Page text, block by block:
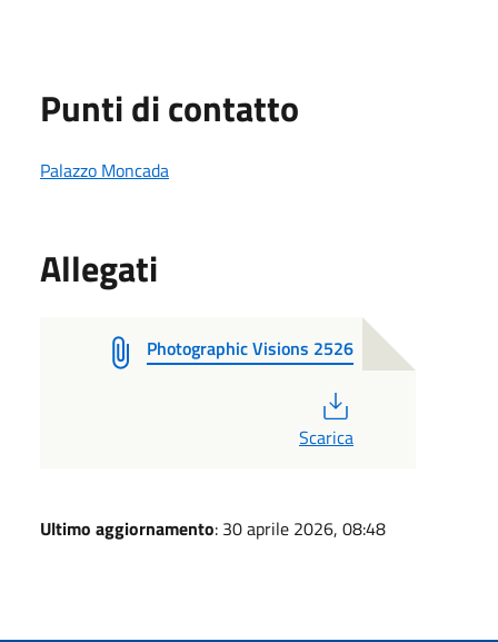
Punti di contatto
Palazzo Moncada
Allegati
Photographic Visions 2526
Scarica
Ultimo aggiornamento: 30 aprile 2026, 08:48